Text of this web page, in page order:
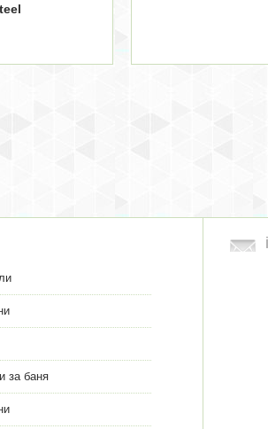
за баня